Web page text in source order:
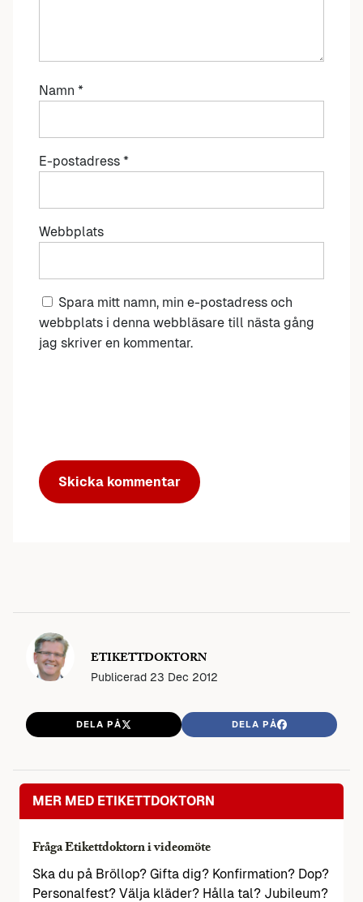
Namn *
E-postadress *
Webbplats
Spara mitt namn, min e-postadress och
webbplats i denna webbläsare till nästa gång
jag skriver en kommentar.
ETIKETTDOKTORN
Publicerad 23 Dec 2012
DELA PÅ DELA PÅ
MER MED ETIKETTDOKTORN
Fråga Etikettdoktorn i videomöte
Ska du på Bröllop? Gifta dig? Konfirmation? Dop?
Personalfest? Välja kläder? Hålla tal? Jubileum?